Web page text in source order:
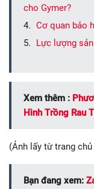
cho Gymer?
Cơ quan bảo
Lực lượng
Xem thêm :
Hình Trồng Rau
(Ảnh lấy từ trang
Bạn đang xem: